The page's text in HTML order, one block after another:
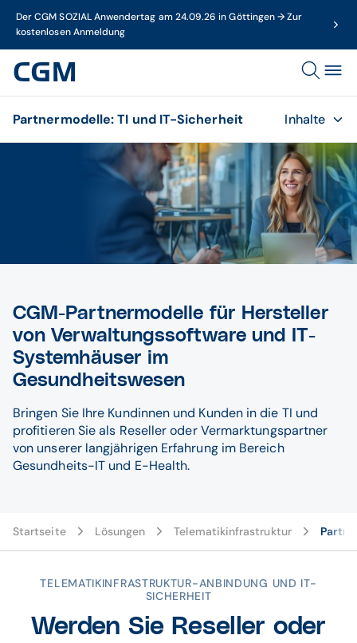
Der CGM SOZIAL Anwendertag am 24.09.26 in Göttingen → Zur
kostenlosen Anmeldung
Partnermodelle: TI und IT-Sicherheit Inhalte
CGM-Partnermodelle für Hersteller
von Verwaltungssoftware und IT-
Systemhäuser im
Gesundheitswesen
Bringen Sie Ihre Kundinnen und Kunden in die TI und
profitieren Sie als Reseller oder Vermarktungspartner
von unserer langjährigen Erfahrung im Bereich
Gesundheits-IT und E-Health.
Startseite Lösungen Telematikinfrastruktur
TELEMATIKINFRASTRUKTUR-ANBINDUNG UND IT-
SICHERHEIT
Werden Sie Reseller oder